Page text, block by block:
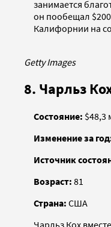
занимается
он пообещал
Калифорнии на
Getty Images
8. Чарльз
Состояние: $48,3
Изменение за
Источник
Возраст: 81
Страна: США